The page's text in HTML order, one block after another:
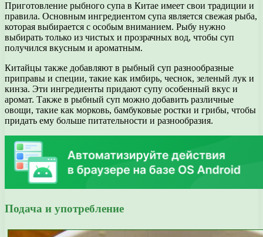
Приготовление рыбного супа в Китае имеет свои традиции и
правила. Основным ингредиентом супа является свежая рыба,
которая выбирается с особым вниманием. Рыбу нужно
выбирать только из чистых и прозрачных вод, чтобы суп
получился вкусным и ароматным.
Китайцы также добавляют в рыбный суп разнообразные
приправы и специи, такие как имбирь, чеснок, зеленый лук и
кинза. Эти ингредиенты придают супу особенный вкус и
аромат. Также в рыбный суп можно добавить различные
овощи, такие как морковь, бамбуковые ростки и грибы, чтобы
придать ему больше питательности и разнообразия.
Подача и употребление